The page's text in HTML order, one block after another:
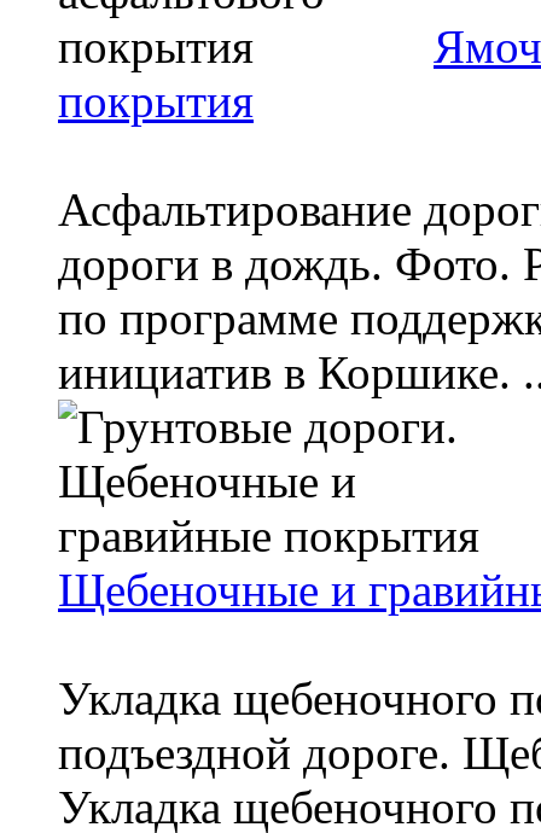
покрытия
Асфальтирование
дороги в дождь. Фото.
по программе
инициатив в Коршике.
Щебеночные и
Укладка щебеночного
подъездной дороге.
Укладка щебеночного